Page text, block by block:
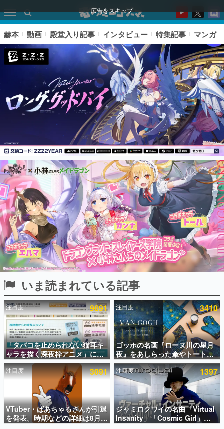
広告をスキップ
ピックアップ
電ファミのいま読まれている記事ランキング
アプリセール情報
インタビュー
連載・特集一覧
殿堂入り記事
SNS拡散数が数千以上！ ページビュー数万以上！ などな
ど。多くの人々に読まれた、電ファミ渾身の“殿堂入り”記
事をまとめました。
ゲームの企画書
名作ゲームクリエイターの方々に製作時のエピソードをお
聞きし、ヒットする企画（ゲーム）とは何か？を探ってい
きます。
赫本
この物語を解いてはいけない。『赫本』は、〈試験問題〉
の形をした短編ホラー小説集です。
新世代に訊く
これからのデジタルゲーム市場を担う若きクリエイター達
の姿を追い、彼らのルーツと情熱を探っていきます。
赫本 動画 殿堂入り記事 インタビュー 特集記事 マンガ
いま読まれている記事
注目度 9691
「タバコを止められない猫耳キ
ャラを描く深夜枠アニメ」に視
聴者の一部から批判意見。違法
薬物の使用と思しき描写も含め
て、BPOが議論を交わす
注目度 3410
ゴッホの名画『ローヌ川の星月
夜』をあしらった傘やトートバ
ッグなどが登場。8月7日21時よ
り2日間限定で予約販売
注目度 3091
VTuber・ばあちゃるさんが引退
を発表。時期などの詳細は8月9
日15時からの配信で説明
注目度 1397
ジャミロクワイの名曲「Virtual
Insanity」「Cosmic Girl」
「Canned Heat」公式日本語字